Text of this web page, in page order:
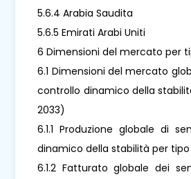
5.6.4 Arabia Saudita
5.6.5 Emirati Arabi Uniti
6 Dimensioni del mercato per
6.1 Dimensioni del mercato
controllo dinamico della
2033)
6.1.1 Produzione globale di
dinamico della stabilità per
6.1.2 Fatturato globale dei